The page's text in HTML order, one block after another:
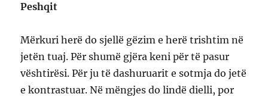
Peshqit
Mërkuri herë do sjellë gëzim e herë trishtim në
jetën tuaj. Për shumë gjëra keni për të pasur
vështirësi. Për ju të dashuruarit e sotmja do jetë
e kontrastuar. Në mëngjes do lindë dielli, por